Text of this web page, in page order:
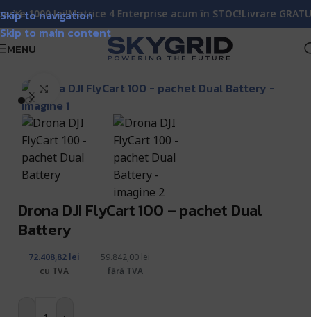
Skip to navigation
Skip to main content
acum în STOC!Livrare GRATUITĂ pentru comenzile de
MENU Soluții Transport Aerian cu DJI FlyCart 100
Click pentru a mări
Drona DJI FlyCart 100 – pachet Dual
Battery
59.842,00 lei
fără TVA
72.408,82 lei
cu TVA